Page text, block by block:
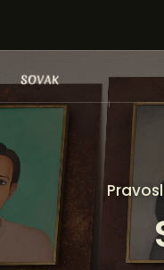
KÜNSTLER
STIFTUNG
SHOP